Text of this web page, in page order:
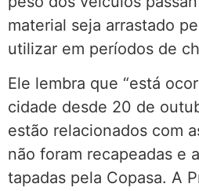
material seja arrastado
utilizar em períodos de
Ele lembra que “está
cidade desde 20 de
estão relacionados com
não foram recapeadas e
tapadas pela Copasa. A